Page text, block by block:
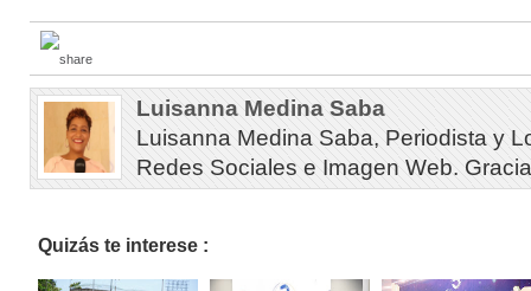
Luisanna Medina Saba
Luisanna Medina Saba, Periodista y
Redes Sociales e Imagen Web.
Quizás te interese :